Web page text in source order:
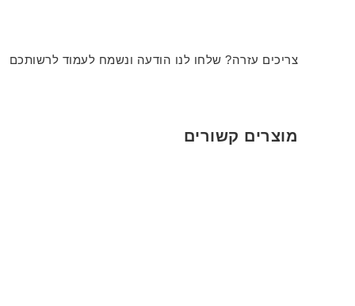
צריכים עזרה? שלחו לנו הודעה ונשמח לעמוד לרשותכם
מוצרים קשורים